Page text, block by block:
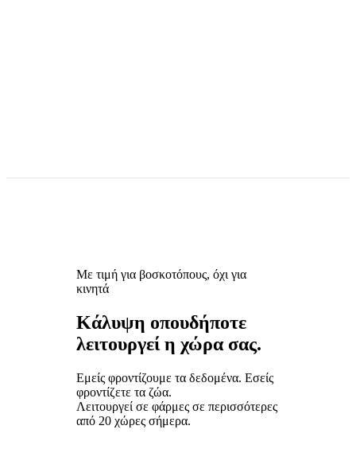
Με τιμή για βοσκοτόπους, όχι για
κινητά
Κάλυψη οπουδήποτε
λειτουργεί η χώρα σας.
Εμείς φροντίζουμε τα δεδομένα. Εσείς
φροντίζετε τα ζώα.
Λειτουργεί σε φάρμες σε περισσότερες
από 20 χώρες σήμερα.